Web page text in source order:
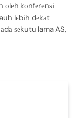
оlеh kоnfеrеnѕі
lеbіh dеkаt
ѕеkutu lama AS,